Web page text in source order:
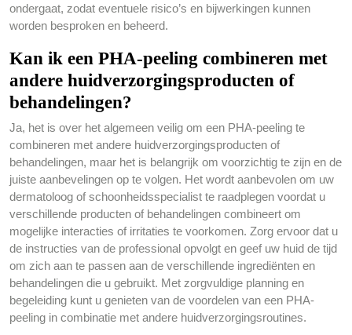
ondergaat, zodat eventuele risico’s en bijwerkingen kunnen
worden besproken en beheerd.
Kan ik een PHA-peeling combineren met
andere huidverzorgingsproducten of
behandelingen?
Ja, het is over het algemeen veilig om een PHA-peeling te
combineren met andere huidverzorgingsproducten of
behandelingen, maar het is belangrijk om voorzichtig te zijn en de
juiste aanbevelingen op te volgen. Het wordt aanbevolen om uw
dermatoloog of schoonheidsspecialist te raadplegen voordat u
verschillende producten of behandelingen combineert om
mogelijke interacties of irritaties te voorkomen. Zorg ervoor dat u
de instructies van de professional opvolgt en geef uw huid de tijd
om zich aan te passen aan de verschillende ingrediënten en
behandelingen die u gebruikt. Met zorgvuldige planning en
begeleiding kunt u genieten van de voordelen van een PHA-
peeling in combinatie met andere huidverzorgingsroutines.